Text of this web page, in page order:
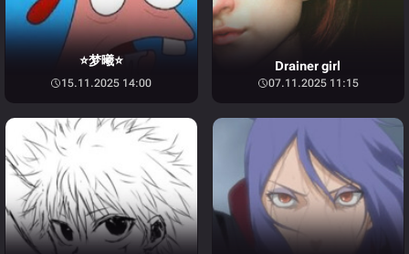
⭐梦曦⭐
15.11.2025 14:00
Drainer girl
07.11.2025 11:15